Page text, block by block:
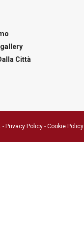
Città
- Privacy Policy - Cookie Policy